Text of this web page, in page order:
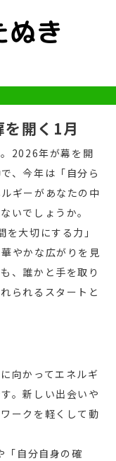
開く1月
2026年が幕を開
、今年は「自分ら
ギーがあなたの中
いでしょうか。
大切にする力」
やかな広がりを見
、誰かと手を取り
られるスタートと
向かってエネルギ
。新しい出会いや
ークを軽くして動
「自分自身の確